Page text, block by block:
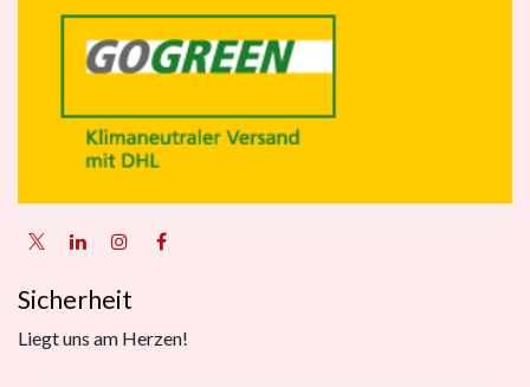
Sicherheit
Liegt uns am Herzen!